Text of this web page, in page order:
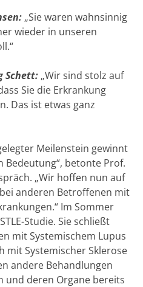
„Sie waren wahnsinnig
wieder in unseren
Schett: „Wir sind stolz auf
Sie die Erkrankung
Das ist etwas ganz
Meilenstein gewinnt
betonte Prof.
„Wir hoffen nun auf
anderen Betroffenen mit
Im Sommer
Studie. Sie schließt
mit Systemischem Lupus
mit Systemischer Sklerose
andere Behandlungen
und deren Organe bereits